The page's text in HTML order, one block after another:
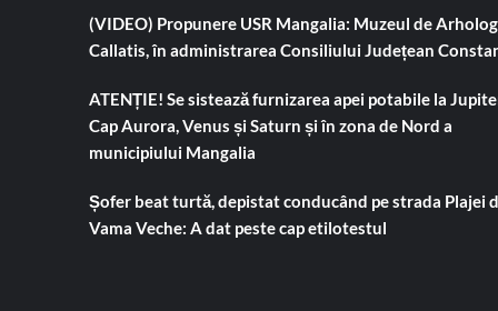
(VIDEO) Propunere USR Mangalia: Muzeul de
Callatis, în administrarea Consiliului Județean
ATENȚIE! Se sistează furnizarea apei potabile la
Cap Aurora, Venus și Saturn și în zona de Nord a
municipiului Mangalia
Șofer beat turtă, depistat conducând pe strada Plajei
Vama Veche: A dat peste cap etilotestul